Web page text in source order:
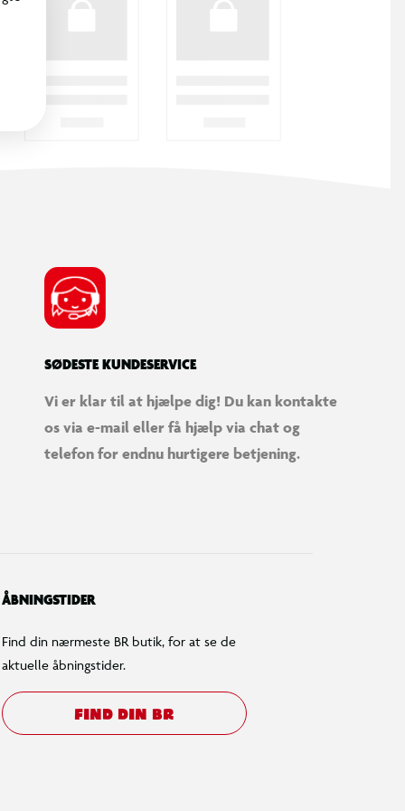
SØDESTE KUNDESERVICE
Vi er klar til at hjælpe dig! Du kan kontakte
os via e-mail eller få hjælp via chat og
telefon for endnu hurtigere betjening.
ÅBNINGSTIDER
Find din nærmeste BR butik, for at se de
aktuelle åbningstider.
FIND DIN BR